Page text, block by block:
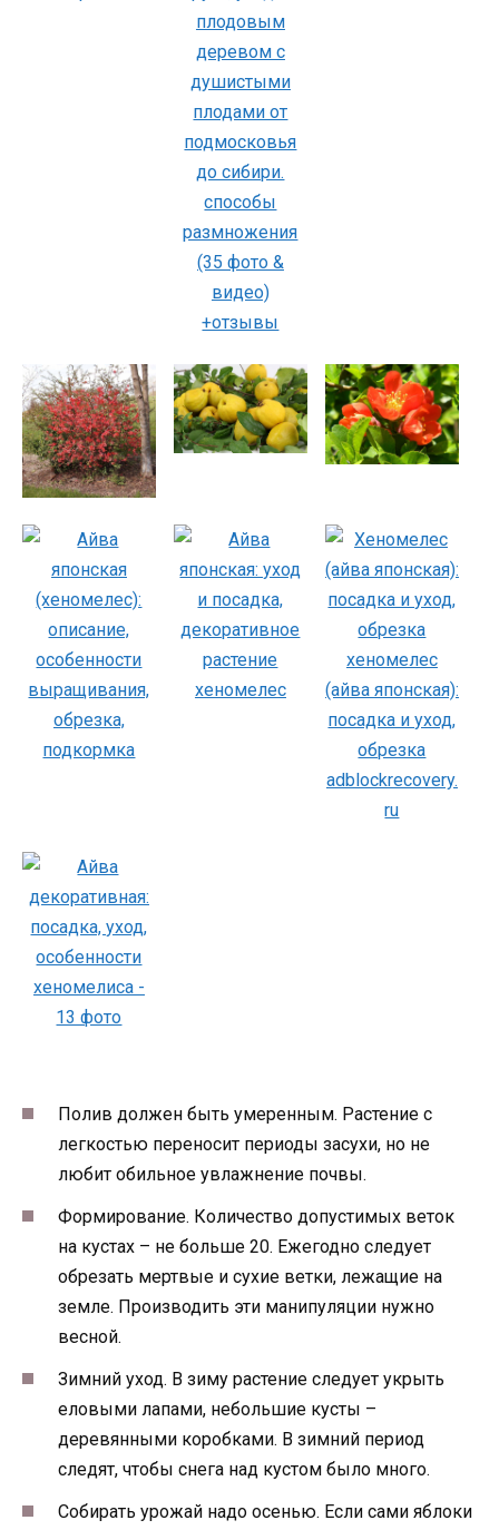
Полив должен быть умеренным. Растение с
легкостью переносит периоды засухи, но не
любит обильное увлажнение почвы.
Формирование. Количество допустимых веток
на кустах – не больше 20. Ежегодно следует
обрезать мертвые и сухие ветки, лежащие на
земле. Производить эти манипуляции нужно
весной.
Зимний уход. В зиму растение следует укрыть
еловыми лапами, небольшие кусты –
деревянными коробками. В зимний период
следят, чтобы снега над кустом было много.
Собирать урожай надо осенью. Если сами яблоки